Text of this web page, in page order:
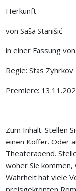
Herkunft
von Saša Stanišić
in einer Fassung
Regie: Stas Zyhrkov
Premiere:
Zum Inhalt: Stellen
einen Koffer. Oder
Theaterabend.
woher Sie kommen,
Wahrheit hat viele
preisgekrönten